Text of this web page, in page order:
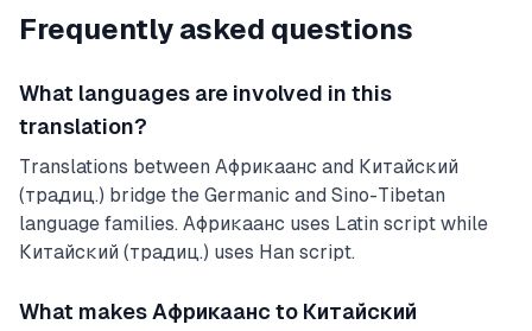
Frequently asked questions
What languages are involved in this
translation?
Translations between Африкаанс and Китайский
(традиц.) bridge the Germanic and Sino-Tibetan
language families. Африкаанс uses Latin script while
Китайский (традиц.) uses Han script.
What makes Африкаанс to Китайский